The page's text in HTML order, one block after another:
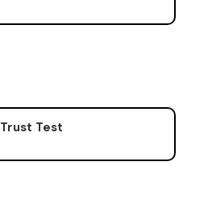
Trust Test